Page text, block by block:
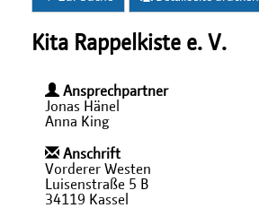
Kita Rappelkiste e. V.
Ansprechpartner
Jonas Hänel
Anna King
Anschrift
Vorderer Westen
Luisenstraße 5 B
34119 Kassel